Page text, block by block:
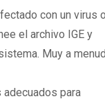
con un virus o
el archivo IGE y
Muy a
para